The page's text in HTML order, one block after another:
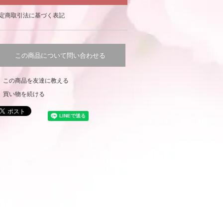
商取引法に基づく表記
この商品について問い合わせる
この商品を友達に教える
買い物を続ける